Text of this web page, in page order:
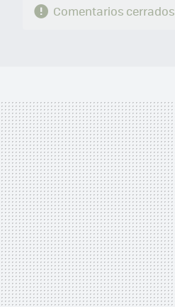
Comentarios cerrados